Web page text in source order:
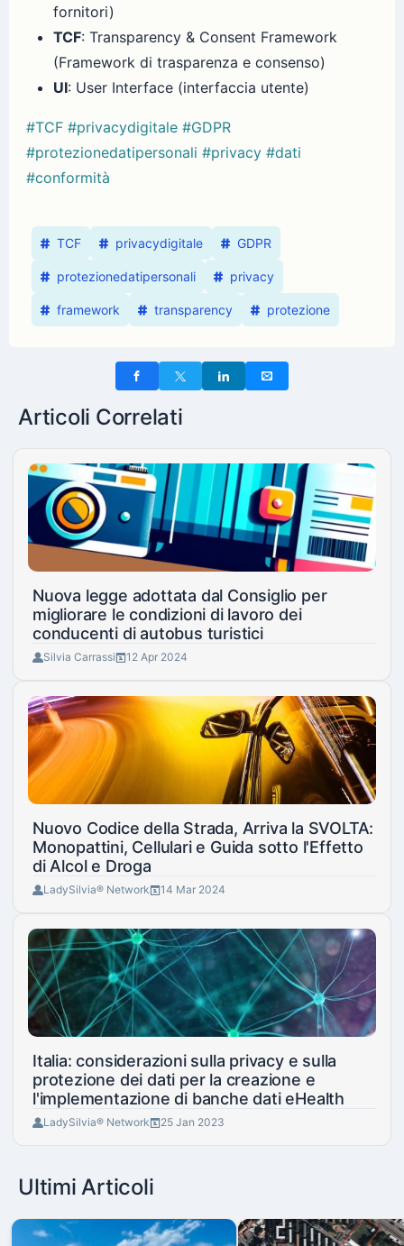
fornitori)
TCF: Transparency & Consent Framework
(Framework di trasparenza e consenso)
UI: User Interface (interfaccia utente)
#TCF #privacydigitale #GDPR
#protezionedatipersonali #privacy #dati
#conformità
TCF privacydigitale GDPR
protezionedatipersonali privacy
framework transparency protezione
Articoli Correlati
Nuova legge adottata dal Consiglio per
migliorare le condizioni di lavoro dei
conducenti di autobus turistici
Silvia Carrassi 12 Apr 2024
Nuovo Codice della Strada, Arriva la SVOLTA:
Monopattini, Cellulari e Guida sotto l'Effetto
di Alcol e Droga
LadySilvia® Network 14 Mar 2024
Italia: considerazioni sulla privacy e sulla
protezione dei dati per la creazione e
l'implementazione di banche dati eHealth
LadySilvia® Network 25 Jan 2023
Ultimi Articoli